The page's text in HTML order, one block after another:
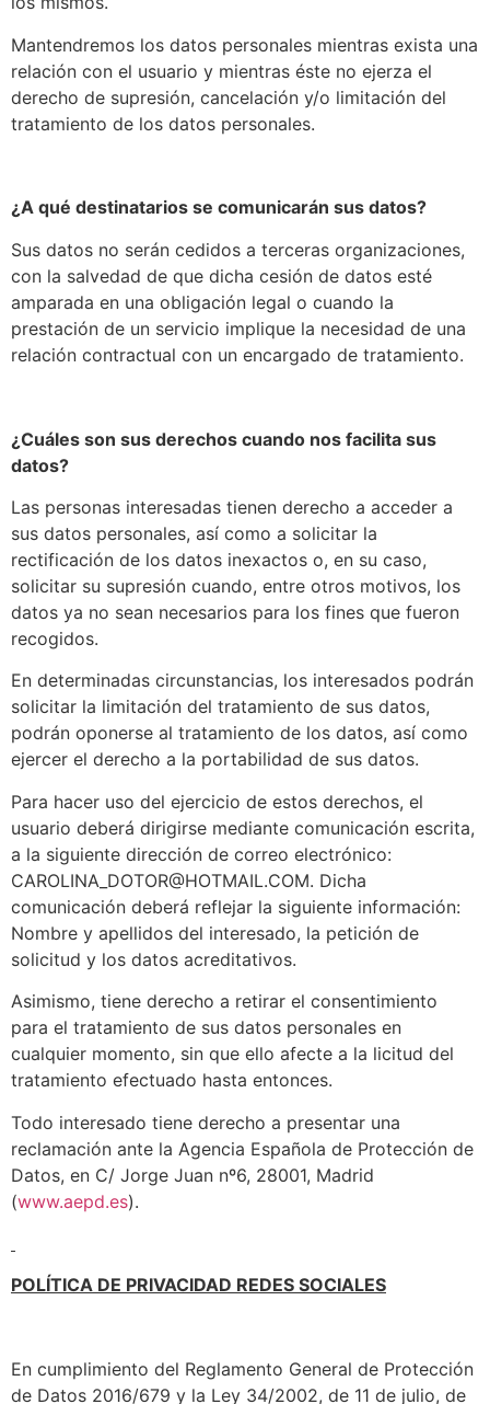
Mantendremos los datos personales mientras exista una
relación con el usuario y mientras éste no ejerza el
derecho de supresión, cancelación y/o limitación del
tratamiento de los datos personales.
¿A qué destinatarios se comunicarán sus datos?
Sus datos no serán cedidos a terceras organizaciones,
con la salvedad de que dicha cesión de datos esté
amparada en una obligación legal o cuando la
prestación de un servicio implique la necesidad de una
relación contractual con un encargado de tratamiento.
¿Cuáles son sus derechos cuando nos facilita sus
datos?
Las personas interesadas tienen derecho a acceder a
sus datos personales, así como a solicitar la
rectificación de los datos inexactos o, en su caso,
solicitar su supresión cuando, entre otros motivos, los
datos ya no sean necesarios para los fines que fueron
recogidos.
En determinadas circunstancias, los interesados podrán
solicitar la limitación del tratamiento de sus datos,
podrán oponerse al tratamiento de los datos, así como
ejercer el derecho a la portabilidad de sus datos.
Para hacer uso del ejercicio de estos derechos, el
usuario deberá dirigirse mediante comunicación escrita,
a la siguiente dirección de correo electrónico:
CAROLINA_DOTOR@HOTMAIL.COM. Dicha
comunicación deberá reflejar la siguiente información:
Nombre y apellidos del interesado, la petición de
solicitud y los datos acreditativos.
Asimismo, tiene derecho a retirar el consentimiento
para el tratamiento de sus datos personales en
cualquier momento, sin que ello afecte a la licitud del
tratamiento efectuado hasta entonces.
Todo interesado tiene derecho a presentar una
reclamación ante la Agencia Española de Protección de
Datos, en C/ Jorge Juan nº6, 28001, Madrid
(www.aepd.es).
POLÍTICA DE PRIVACIDAD REDES SOCIALES
En cumplimiento del Reglamento General de Protección
de Datos 2016/679 y la Ley 34/2002, de 11 de julio, de